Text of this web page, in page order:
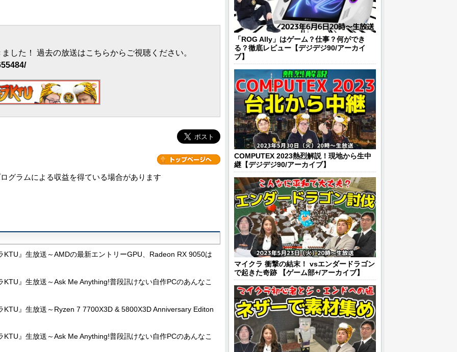
た！ 過去の放送はこちらからご視聴ください。
グラムによる収益を得ている場合があります
KTU』生放送～AMDの最新エントリーGPU、Radeon RX 9050は
KTU』生放送～Ask Me Anything!普段訊けない自作PCのあんなこ
KTU』生放送～Ryzen 7 7700X3D & 5800X3D Anniversary Editon
KTU』生放送～Ask Me Anything!普段訊けない自作PCのあんなこ
「ROG Ally」はゲーム？仕事？何ができ
る？徹底レビュー【デジデジ90/アーカイ
ブ】
COMPUTEX 2023熱烈解説！現地から生中
継【デジデジ90/アーカイブ】
マイクラ 衝撃の結末！ vsエンダードラゴン
で起きた奇跡 【ゲーム部+/アーカイブ】